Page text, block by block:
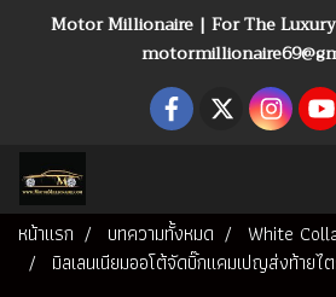
Motor Millionaire | For The
หน้าแรก บทความทั้งหมด
White
มิลเลนเนียมออโต้จัดบิ๊กแคมเปญส่งท้ายไ